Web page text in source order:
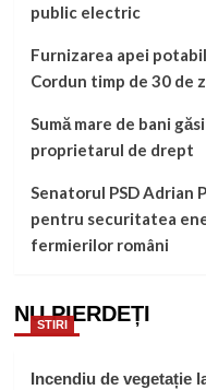
public electric
Furnizarea apei
Cordun timp de 30 de
Sumă mare de bani
proprietarul de drept
Senatorul PSD Adrian
pentru securitatea
fermierilor români
NU PIERDEȚI
STIRI
Incendiu de vegetație